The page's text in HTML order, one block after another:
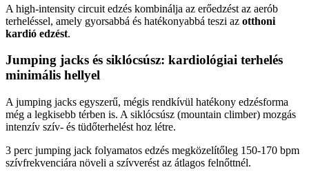
A high-intensity circuit edzés kombinálja az erőedzést az aerób
terheléssel, amely gyorsabbá és hatékonyabbá teszi az otthoni
kardió edzést.
Jumping jacks és siklócsúsz: kardiológiai terhelés
minimális hellyel
A jumping jacks egyszerű, mégis rendkívül hatékony edzésforma
még a legkisebb térben is. A siklócsúsz (mountain climber) mozgás
intenzív szív- és tüdőterhelést hoz létre.
3 perc jumping jack folyamatos edzés megközelítőleg 150-170 bpm
szívfrekvenciára növeli a szívverést az átlagos felnőttnél.